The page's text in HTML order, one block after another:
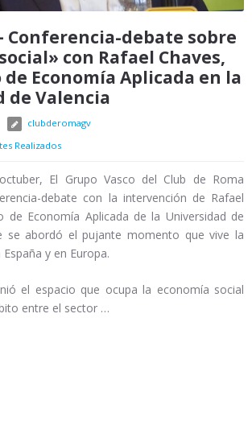
Conferencia-debate sobre
con Rafael Chaves,
Economía Aplicada en la
de Valencia
clubderomagv
Realizados
El Grupo Vasco del Club de Roma
debate con la intervención de Rafael
de Economía Aplicada de la Universidad de
se abordó el pujante momento que vive la
y en Europa.
el espacio que ocupa la economía social
entre el sector …